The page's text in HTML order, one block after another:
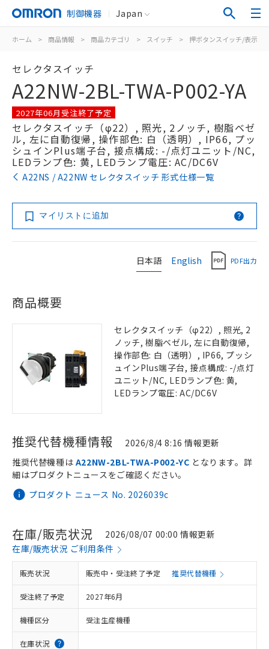
制御機器 Japan
ホーム > 商品情報 > 商品カテゴリ > スイッチ > 押ボタンスイッチ/表示灯
セレクタスイッチ
A22NW-2BL-TWA-P002-YA
2027年06月受注終了予定
セレクタスイッチ（φ22）, 照光, 2ノッチ, 樹脂ベゼ
ル, 左に自動復帰, 操作部色: 白（透明）, IP66, プッ
シュインPlus端子台, 接点構成: -/点灯ユニット/NC,
LEDランプ色: 黄, LEDランプ電圧: AC/DC6V
A22NS / A22NW セレクタスイッチ 形式仕様一覧
マイリストに追加
日本語 English PDF出力
商品概要
セレクタスイッチ（φ22）, 照光, 2
ノッチ, 樹脂ベゼル, 左に自動復帰,
操作部色: 白（透明）, IP66, プッシ
ュインPlus端子台, 接点構成: -/点灯
ユニット/NC, LEDランプ色: 黄,
LEDランプ電圧: AC/DC6V
推奨代替機種情報 2026/8/4 8:16 情報更新
プロダクト ニュース No. 2026039c
推奨代替機種は A22NW-2BL-TWA-P002-YC となります。詳
細はプロダクトニュースをご確認ください。
在庫/販売状況
2026/08/07 00:00 情報更新
在庫/販売状況 ご利用条件
販売状況 販売中・受注終了予定 推奨代替機種
受注終了予定 2027年6月
機種区分 受注生産機種
在庫状況